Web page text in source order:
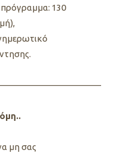
πρόγραμμα: 130
μη σας